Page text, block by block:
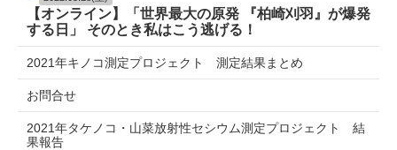
【オンライン】「世界最大の原発 『柏崎刈羽』が爆発
する日」 そのとき私はこう逃げる！
2021年キノコ測定プロジェクト 測定結果まとめ
お問合せ
2021年タケノコ・山菜放射性セシウム測定プロジェクト 結
果報告